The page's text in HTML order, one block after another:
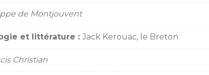
de Montjouvent
et littérature : Jack Kerouac, le Breton
Christian